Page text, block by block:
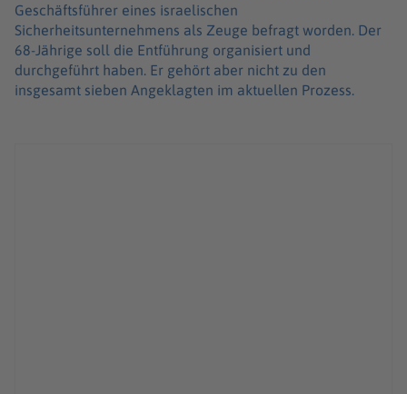
Geschäftsführer eines israelischen
Sicherheitsunternehmens als Zeuge befragt worden. Der
68-Jährige soll die Entführung organisiert und
durchgeführt haben. Er gehört aber nicht zu den
insgesamt sieben Angeklagten im aktuellen Prozess.